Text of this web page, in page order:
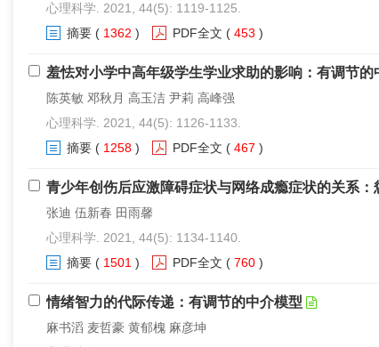
心理科学. 2021, 44(5): 1119-1125.
摘要 ( 1362 ) PDF全文 ( 453 )
羞怯对小学中高年级学生学业求助的影响：有调节的
陈英敏 邓秋月 高玉洁 尹莉 高峰强
心理科学. 2021, 44(5): 1126-1133.
摘要 ( 1258 ) PDF全文 ( 467 )
青少年创伤后应激障碍症状与网络成瘾症状的关系
张迪 伍新春 田雨馨
心理科学. 2021, 44(5): 1134-1140.
摘要 ( 1501 ) PDF全文 ( 760 )
情绪智力的代际传递：有调节的中介模型
麻书滔 麦哲豪 黄郁槐 麻彦坤